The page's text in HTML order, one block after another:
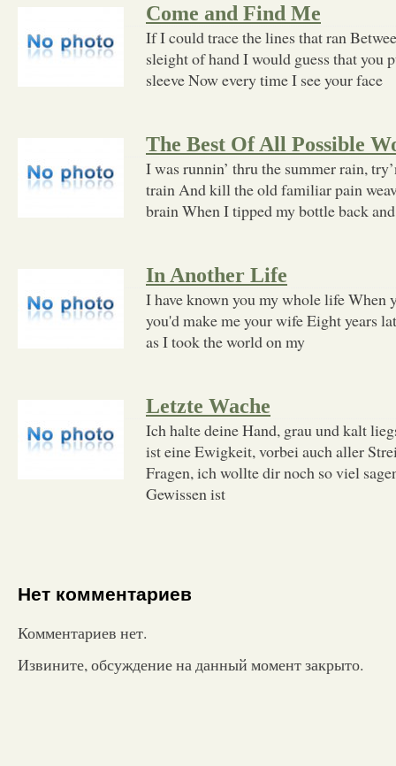
Come and Find Me
If I could trace the lines that ran
sleight of hand I would guess that you
sleeve Now every time I see your face
The Best Of All Possible
I was runnin’ thru the summer rain,
train And kill the old familiar pain
brain When I tipped my bottle back
In Another Life
I have known you my whole life When
you'd make me your wife Eight years
as I took the world on my
Letzte Wache
Ich halte deine Hand, grau und kalt
ist eine Ewigkeit, vorbei auch aller
Fragen, ich wollte dir noch so viel
Gewissen ist
Нет комментариев
Комментариев нет.
Извините, обсуждение на данный момент закрыто.